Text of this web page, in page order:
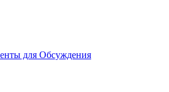
для Обсуждения